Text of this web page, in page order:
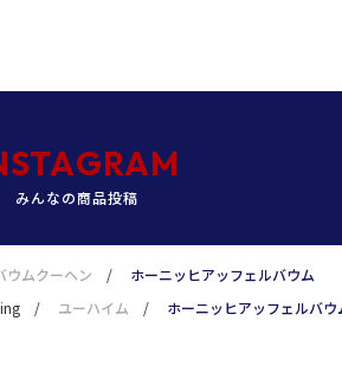
ウムクーヘン /
ホーニッヒアッフェルバウム
/ ユーハイム / ホーニッヒアッフェルバウ
みんなの商品投稿